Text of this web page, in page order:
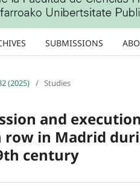
SUBMISSIONS
(2025) / Studies
and
row in Madrid
century